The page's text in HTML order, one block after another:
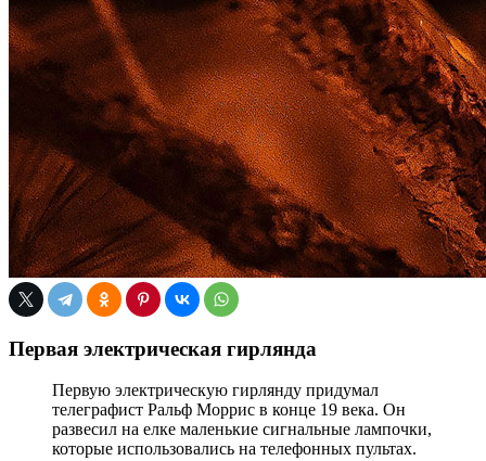
Первая электрическая гирлянда
Первую электрическую гирлянду придумал
телеграфист Ральф Моррис в конце 19 века. Он
развесил на елке маленькие сигнальные лампочки,
которые использовались на телефонных пультах.